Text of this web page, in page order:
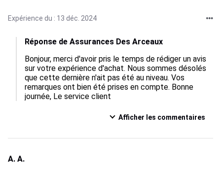
Expérience du : 13 déc. 2024
Réponse de Assurances Des Arceaux
Bonjour, merci d'avoir pris le temps de rédiger un avis
sur votre expérience d'achat. Nous sommes désolés
que cette dernière n'ait pas été au niveau. Vos
remarques ont bien été prises en compte. Bonne
journée, Le service client
Afficher les commentaires
A. A.